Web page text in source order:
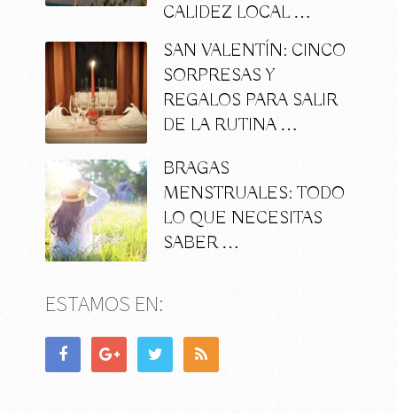
CALIDEZ LOCAL …
SAN VALENTÍN: CINCO
SORPRESAS Y
REGALOS PARA SALIR
DE LA RUTINA …
BRAGAS
MENSTRUALES: TODO
LO QUE NECESITAS
SABER …
ESTAMOS EN: